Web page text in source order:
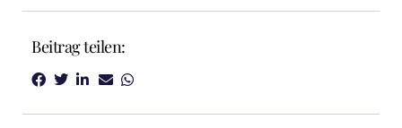
Beitrag teilen: